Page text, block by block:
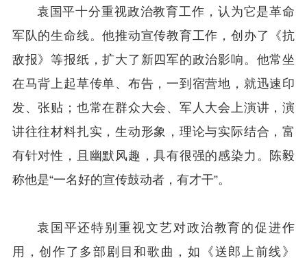
袁国平十分重视政治教育工作，认为它是革命
军队的生命线。他推动宣传教育工作，创办了《抗
敌报》等报纸，扩大了新四军的政治影响。他常坐
在马背上起草传单、布告，一到宿营地，就迅速印
发、张贴；也常在群众大会、军人大会上演讲，演
讲往往材料扎实，生动形象，理论与实际结合，富
有针对性，且幽默风趣，具有很强的感染力。陈毅
称他是“一名好的宣传鼓动者，有才干”。
袁国平还特别重视文艺对政治教育的促进作
用，创作了多部剧目和歌曲，如《送郎上前线》